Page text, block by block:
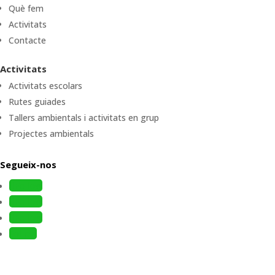
Què fem
Activitats
Contacte
Activitats
Activitats escolars
Rutes guiades
Tallers ambientals i activitats en grup
Projectes ambientals
Segueix-nos
Follow
Follow
Follow
Follow